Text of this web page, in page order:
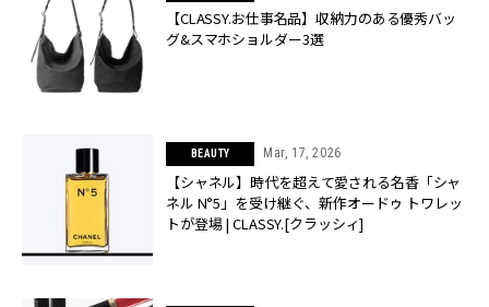
【CLASSY.お仕事名品】収納力のある優秀バッ
グ&スマホショルダー3選
BEAUTY Mar, 17, 2026
【シャネル】時代を超えて愛される名香「シャ
ネル N°5」を受け継ぐ、新作オードゥ トワレッ
トが登場 | CLASSY.[クラッシィ]